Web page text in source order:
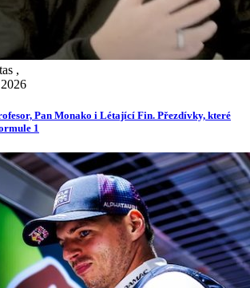
,
Pan Monako i Létající Fin. Přezdívky, které
1